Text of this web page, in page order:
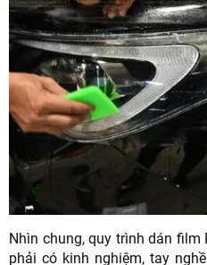
Nhìn chung, quy trình dán
phải có kinh nghiệm, tay